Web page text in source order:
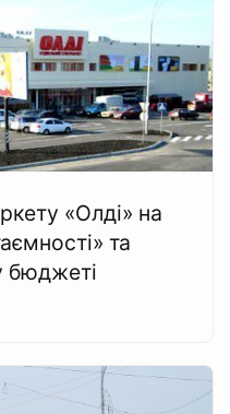
«Олді» на
та
бюджеті